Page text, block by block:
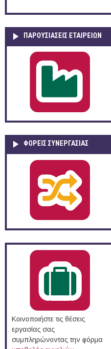
ΠΑΡΟΥΣΙΆΣΕΙΣ ΕΤΑΙΡΕΙΏΝ
ΦΟΡΕΙΣ ΣΥΝΕΡΓΑΣΙΑΣ
Κοινοποιήστε τις θέσεις
εργασίας σας
συμπληρώνοντας την φόρμα